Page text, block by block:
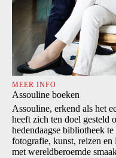
MEER INFO
Assouline boeken
Assouline, erkend als het
heeft zich ten doel gesteld
hedendaagse bibliotheek
fotografie, kunst, reizen
met wereldberoemde